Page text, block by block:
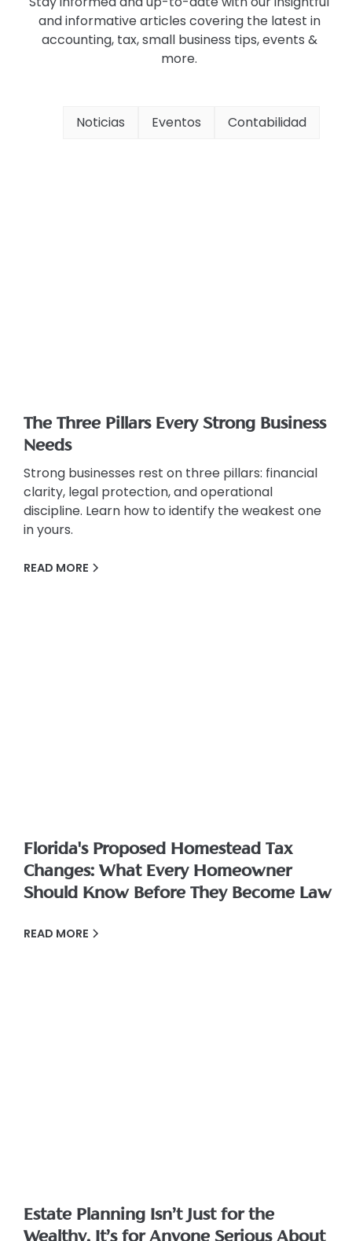
and informative articles covering the latest in
accounting, tax, small business tips, events &
more.
Noticias Eventos Contabilidad
The Three Pillars Every Strong Business
Needs
Strong businesses rest on three pillars: financial
clarity, legal protection, and operational
discipline. Learn how to identify the weakest one
in yours.
READ MORE
Florida's Proposed Homestead Tax
Changes: What Every Homeowner
Should Know Before They Become Law
READ MORE
Estate Planning Isn’t Just for the
Wealthy. It’s for Anyone Serious About